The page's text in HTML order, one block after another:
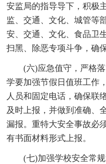
安监局的指导导下，积极
监、交通、文化、城管等
安、交通、文化、食品卫
扫黑、除恶专项斗争，确
(六)应急值守，严格
学要加强节假日值班工作
人员和固定电话，确保联
及时上报，并做到准确、
漏报。重特大安全事故必
有书面材料形式上报。
(七)加强学校安全常